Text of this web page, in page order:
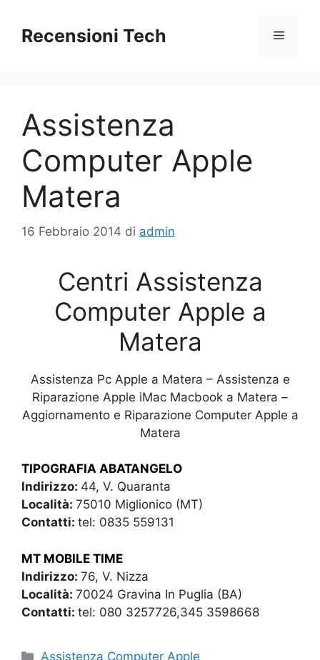
contenuto
Recensioni Tech Menu
Assistenza
Computer Apple
Matera
16 Febbraio 2014 di admin
Centri Assistenza
Computer Apple a
Matera
Assistenza Pc Apple a Matera – Assistenza e
Riparazione Apple iMac Macbook a Matera –
Aggiornamento e Riparazione Computer Apple a
Matera
TIPOGRAFIA ABATANGELO
Indirizzo: 44, V. Quaranta
Località: 75010 Miglionico (MT)
Contatti: tel: 0835 559131
MT MOBILE TIME
Indirizzo: 76, V. Nizza
Località: 70024 Gravina In Puglia (BA)
Contatti: tel: 080 3257726,345 3598668
Categorie
Assistenza Computer Apple